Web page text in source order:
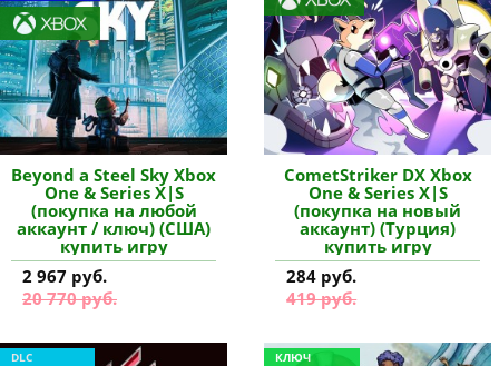
Beyond a Steel Sky Xbox
One & Series X|S
(покупка на любой
аккаунт / ключ) (США)
купить игру
2 967 руб.
20 770 руб.
CometStriker DX Xbox
One & Series X|S
(покупка на новый
аккаунт) (Турция)
купить игру
284 руб.
419 руб.
DLC
КЛЮЧ